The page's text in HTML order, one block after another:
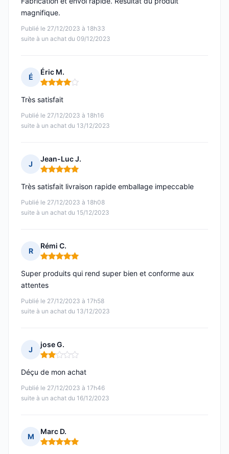
Publié le 27/12/2023 à 18h33
suite à un achat du 09/12/2023
magnifique.
É
Éric M.
Note : 4 sur 5
Publié le 27/12/2023 à 18h16
suite à un achat du 13/12/2023
Très satisfait
J
Jean-Luc J.
Note : 5 sur 5
Publié le 27/12/2023 à 18h08
suite à un achat du 15/12/2023
Très satisfait livraison rapide emballage impeccable
R
Rémi C.
Note : 5 sur 5
Publié le 27/12/2023 à 17h58
suite à un achat du 13/12/2023
Super produits qui rend super bien et conforme aux
attentes
J
jose G.
Note : 2 sur 5
Publié le 27/12/2023 à 17h46
suite à un achat du 16/12/2023
Déçu de mon achat
M
Marc D.
Note : 5 sur 5